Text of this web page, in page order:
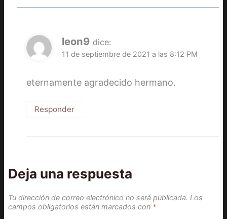
leon9 dice:
11 de septiembre de 2021 a las 8:12 PM
eternamente agradecido hermano.
Responder
Deja una respuesta
Tu dirección de correo electrónico no será publicada. Los
campos obligatorios están marcados con *